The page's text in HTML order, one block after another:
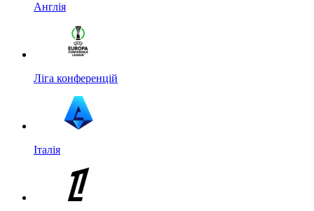
Англія
Ліга конференцій
Італія